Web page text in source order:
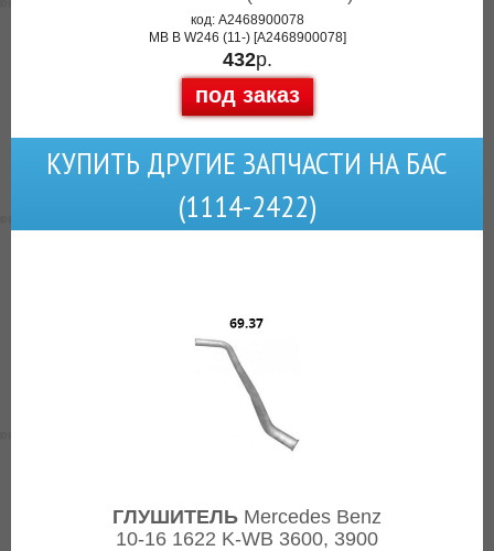
код: A2468900078
MB B W246 (11-) [A2468900078]
432р.
под заказ
КУПИТЬ ДРУГИЕ ЗАПЧАСТИ НА БАС
(1114-2422)
ГЛУШИТЕЛЬ Mercedes Benz
10-16 1622 K-WB 3600, 3900